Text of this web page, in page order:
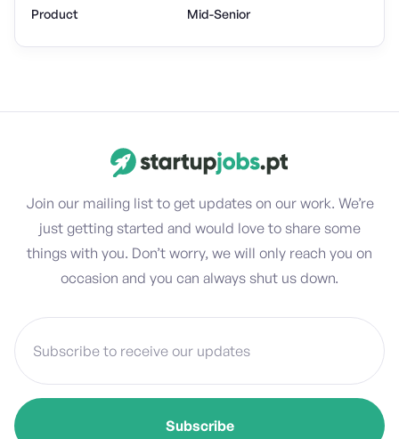
Product
Mid-Senior
Join our mailing list to get updates on our work. We’re
just getting started and would love to share some
things with you. Don’t worry, we will only reach you on
occasion and you can always shut us down.